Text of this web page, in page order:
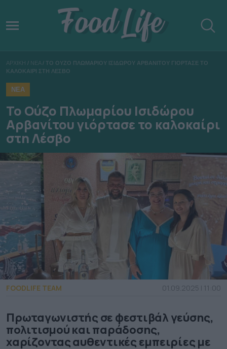
ΑΡΧΙΚΗ / ΝΕΑ / ΤΟ ΟΥΖΟ ΠΛΩΜΑΡΙΟΥ ΙΣΙΔΩΡΟΥ ΑΡΒΑΝΙΤΟΥ ΓΙΟΡΤΑΣΕ ΤΟ
ΚΑΛΟΚΑΙΡΙ ΣΤΗ ΛΕΣΒΟ
ΝΕΑ
Το Ούζο Πλωμαρίου Ισιδώρου
Αρβανίτου γιόρτασε το καλοκαίρι
στη Λέσβο
FOODLIFE TEAM 01.09.2025 | 11:00
Πρωταγωνιστής σε φεστιβάλ γεύσης,
πολιτισμού και παράδοσης,
χαρίζοντας αυθεντικές εμπειρίες με